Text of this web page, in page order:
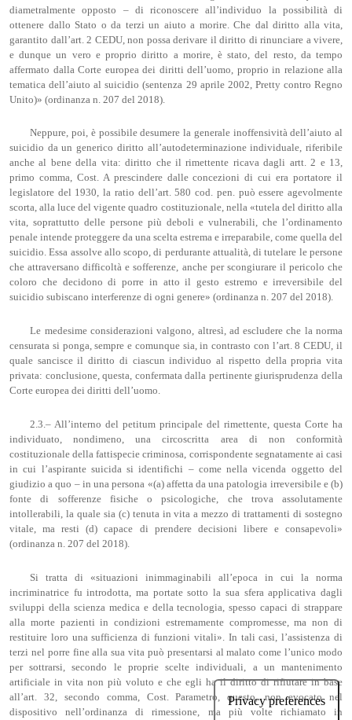
diametralmente opposto – di riconoscere all’individuo la possibilità di
ottenere dallo Stato o da terzi un aiuto a morire. Che dal diritto alla vita,
garantito dall’art. 2 CEDU, non possa derivare il diritto di rinunciare a vivere,
e dunque un vero e proprio diritto a morire, è stato, del resto, da tempo
affermato dalla Corte europea dei diritti dell’uomo, proprio in relazione alla
tematica dell’aiuto al suicidio (sentenza 29 aprile 2002, Pretty contro Regno
Unito)» (ordinanza n. 207 del 2018).
Neppure, poi, è possibile desumere la generale inoffensività dell’aiuto al
suicidio da un generico diritto all’autodeterminazione individuale, riferibile
anche al bene della vita: diritto che il rimettente ricava dagli artt. 2 e 13,
primo comma, Cost. A prescindere dalle concezioni di cui era portatore il
legislatore del 1930, la ratio dell’art. 580 cod. pen. può essere agevolmente
scorta, alla luce del vigente quadro costituzionale, nella «tutela del diritto alla
vita, soprattutto delle persone più deboli e vulnerabili, che l’ordinamento
penale intende proteggere da una scelta estrema e irreparabile, come quella del
suicidio. Essa assolve allo scopo, di perdurante attualità, di tutelare le persone
che attraversano difficoltà e sofferenze, anche per scongiurare il pericolo che
coloro che decidono di porre in atto il gesto estremo e irreversibile del
suicidio subiscano interferenze di ogni genere» (ordinanza n. 207 del 2018).
Le medesime considerazioni valgono, altresì, ad escludere che la norma
censurata si ponga, sempre e comunque sia, in contrasto con l’art. 8 CEDU, il
quale sancisce il diritto di ciascun individuo al rispetto della propria vita
privata: conclusione, questa, confermata dalla pertinente giurisprudenza della
Corte europea dei diritti dell’uomo.
2.3.– All’interno del petitum principale del rimettente, questa Corte ha
individuato, nondimeno, una circoscritta area di non conformità
costituzionale della fattispecie criminosa, corrispondente segnatamente ai casi
in cui l’aspirante suicida si identifichi – come nella vicenda oggetto del
giudizio a quo – in una persona «(a) affetta da una patologia irreversibile e (b)
fonte di sofferenze fisiche o psicologiche, che trova assolutamente
intollerabili, la quale sia (c) tenuta in vita a mezzo di trattamenti di sostegno
vitale, ma resti (d) capace di prendere decisioni libere e consapevoli»
(ordinanza n. 207 del 2018).
Si tratta di «situazioni inimmaginabili all’epoca in cui la norma
incriminatrice fu introdotta, ma portate sotto la sua sfera applicativa dagli
sviluppi della scienza medica e della tecnologia, spesso capaci di strappare
alla morte pazienti in condizioni estremamente compromesse, ma non di
restituire loro una sufficienza di funzioni vitali». In tali casi, l’assistenza di
terzi nel porre fine alla sua vita può presentarsi al malato come l’unico modo
per sottrarsi, secondo le proprie scelte individuali, a un mantenimento
artificiale in vita non più voluto e che egli ha il diritto di rifiutare in base
all’art. 32, secondo comma, Cost. Parametro, questo, non evocato nel
dispositivo nell’ordinanza di rimessione, ma più volte richiamato in